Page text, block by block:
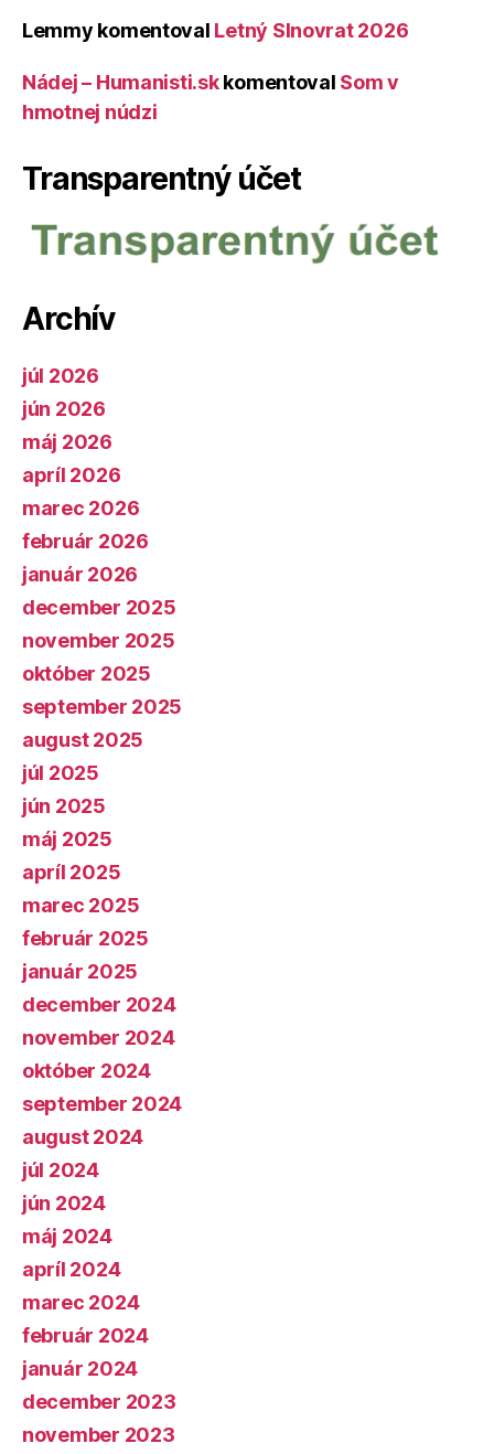
Lemmy komentoval Letný Slnovrat 2026
Nádej – Humanisti.skkomentoval Som v
hmotnej núdzi
Transparentný účet
Archív
júl 2026
jún 2026
máj 2026
apríl 2026
marec 2026
február 2026
január 2026
december 2025
november 2025
október 2025
september 2025
august 2025
júl 2025
jún 2025
máj 2025
apríl 2025
marec 2025
február 2025
január 2025
december 2024
november 2024
október 2024
september 2024
august 2024
júl 2024
jún 2024
máj 2024
apríl 2024
marec 2024
február 2024
január 2024
december 2023
november 2023